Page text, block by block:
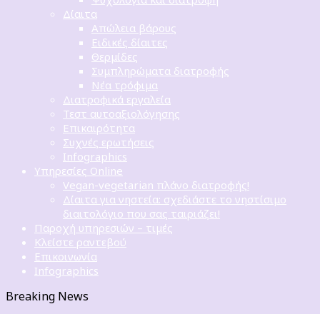
Δίαιτα
Απώλεια βάρους
Ειδικές δίαιτες
Θερμίδες
Συμπληρώματα διατροφής
Νέα τρόφιμα
Διατροφικά εργαλεία
Τεστ αυτοαξιολόγησης
Επικαιρότητα
Συχνές ερωτήσεις
Infographics
Υπηρεσίες Online
Vegan-vegetarian πλάνο διατροφής!
Δίαιτα για νηστεία: σχεδιάστε το νηστίσιμο
διαιτολόγιο που σας ταιριάζει!
Παροχή υπηρεσιών – τιμές
Κλείστε ραντεβού
Επικοινωνία
Infographics
Breaking News